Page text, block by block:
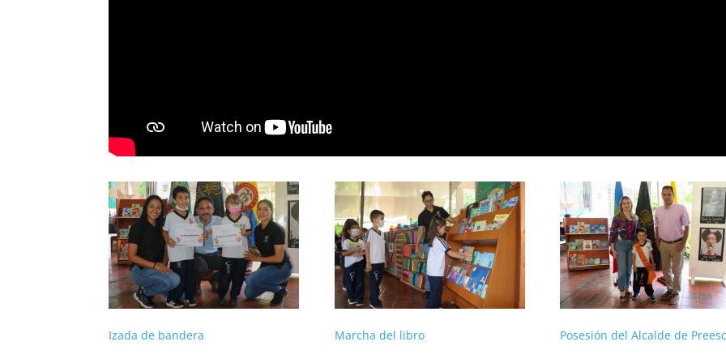
Izada de bandera Marcha del libro Posesión del Alcalde de